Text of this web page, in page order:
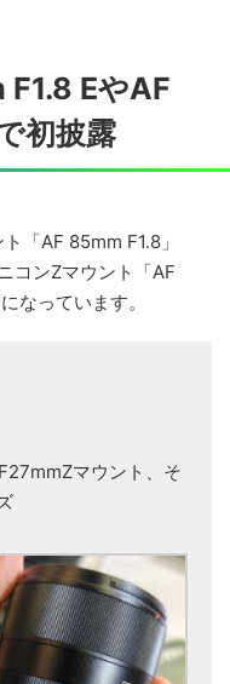
EやAF
初披露
「AF 85mm F1.8」
コンZマウント「AF
なっています。
マウント、そ